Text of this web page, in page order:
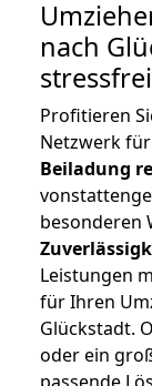
nach
stressfrei
Profitieren
Netzwerk
Beiladung
besonderen
Leistungen
für Ihren
Glückstadt.
oder ein